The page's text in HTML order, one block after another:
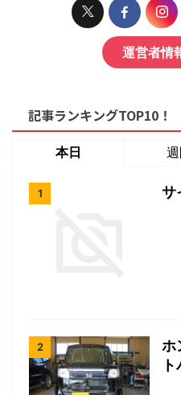
運営者情
記事ランキングTOP10！
本日
サ
ホ